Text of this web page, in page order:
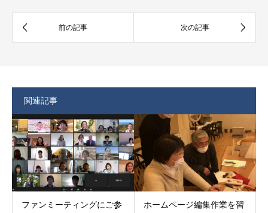
関連記事
ファンミーティングにご参
ホームページ編集作業を習